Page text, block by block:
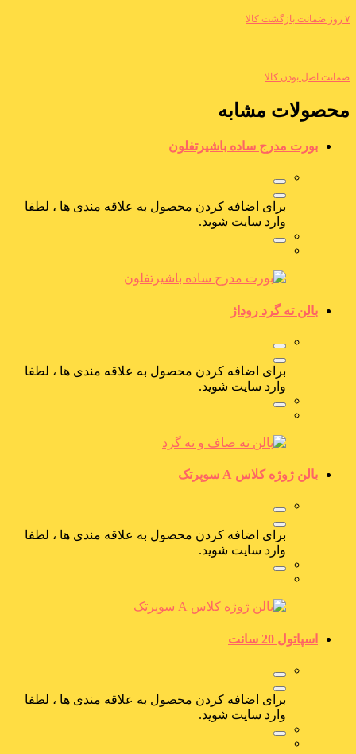
۷ روز ضمانت بازگشت کالا
ضمانت اصل بودن کالا
محصولات مشابه
بورت مدرج ساده باشیرتفلون
برای اضافه کردن محصول به علاقه مندی ها ، لطفا
وارد سایت شوید.
بالن ته گرد روداژ
برای اضافه کردن محصول به علاقه مندی ها ، لطفا
وارد سایت شوید.
بالن ژوژه کلاس A سوپرتک
برای اضافه کردن محصول به علاقه مندی ها ، لطفا
وارد سایت شوید.
اسپاتول 20 سانت
برای اضافه کردن محصول به علاقه مندی ها ، لطفا
وارد سایت شوید.